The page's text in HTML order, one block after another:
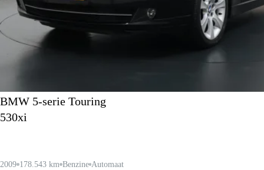
BMW 5-serie Touring
530xi
2009 178.543 km Benzine Automaat